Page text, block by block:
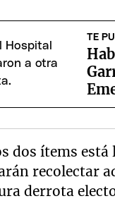
TE
dos ítems está
recolectar
derrota